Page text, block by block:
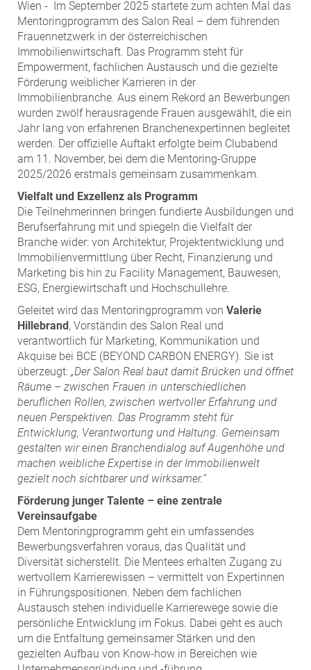
Weinrauch Rechtsanwälte
WINEGG Realitäten
ZEHA Real Estate
Media
Pressekontakt
Wien - Im September 2025 startete zum achten Mal das
Mentoringprogramm des Salon Real – dem führenden
Frauennetzwerk in der österreichischen
Immobilienwirtschaft. Das Programm steht für
Empowerment, fachlichen Austausch und die gezielte
Förderung weiblicher Karrieren in der
Immobilienbranche. Aus einem Rekord an Bewerbungen
wurden zwölf herausragende Frauen ausgewählt, die ein
Jahr lang von erfahrenen Branchenexpertinnen begleitet
werden. Der offizielle Auftakt erfolgte beim Clubabend
am 11. November, bei dem die Mentoring-Gruppe
2025/2026 erstmals gemeinsam zusammenkam.
Vielfalt und Exzellenz als Programm
Die Teilnehmerinnen bringen fundierte Ausbildungen und
Berufserfahrung mit und spiegeln die Vielfalt der
Branche wider: von Architektur, Projektentwicklung und
Immobilienvermittlung über Recht, Finanzierung und
Marketing bis hin zu Facility Management, Bauwesen,
ESG, Energiewirtschaft und Hochschullehre.
Geleitet wird das Mentoringprogramm von Valerie
Hillebrand , Vorständin des Salon Real und
verantwortlich für Marketing, Kommunikation und
Akquise bei BCE (BEYOND CARBON ENERGY). Sie ist
überzeugt: „Der Salon Real baut damit Brücken und öffnet
Räume – zwischen Frauen in unterschiedlichen
beruflichen Rollen, zwischen wertvoller Erfahrung und
neuen Perspektiven. Das Programm steht für
Entwicklung, Verantwortung und Haltung. Gemeinsam
gestalten wir einen Branchendialog auf Augenhöhe und
machen weibliche Expertise in der Immobilienwelt
gezielt noch sichtbarer und wirksamer.“
Förderung junger Talente – eine zentrale
Vereinsaufgabe
Dem Mentoringprogramm geht ein umfassendes
Bewerbungsverfahren voraus, das Qualität und
Diversität sicherstellt. Die Mentees erhalten Zugang zu
wertvollem Karrierewissen – vermittelt von Expertinnen
in Führungspositionen. Neben dem fachlichen
Austausch stehen individuelle Karrierewege sowie die
persönliche Entwicklung im Fokus. Dabei geht es auch
um die Entfaltung gemeinsamer Stärken und den
gezielten Aufbau von Know-how in Bereichen wie